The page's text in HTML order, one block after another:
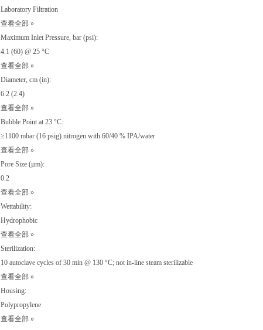
Laboratory Filtration
查看全部 »
Maximum Inlet Pressure, bar (psi):
4.1 (60) @ 25 °C
查看全部 »
Diameter, cm (in):
6.2 (2.4)
查看全部 »
Bubble Point at 23 °C:
≥1100 mbar (16 psig) nitrogen with 60/40 % IPA/water
查看全部 »
Pore Size (µm):
0.2
查看全部 »
Wettability:
Hydrophobic
查看全部 »
Sterilization:
10 autoclave cycles of 30 min @ 130 °C; not in-line steam sterilizable
查看全部 »
Housing:
Polypropylene
查看全部 »